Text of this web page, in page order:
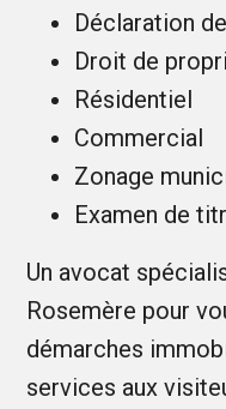
Déclaration
Droit de
Résidentiel
Commercial
Zonage
Examen de
Un avocat
Rosemère pour
démarches
services aux